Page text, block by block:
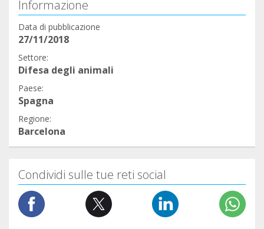
Informazione
Data di pubblicazione
27/11/2018
Settore:
Difesa degli animali
Paese:
Spagna
Regione:
Barcelona
Condividi sulle tue reti social